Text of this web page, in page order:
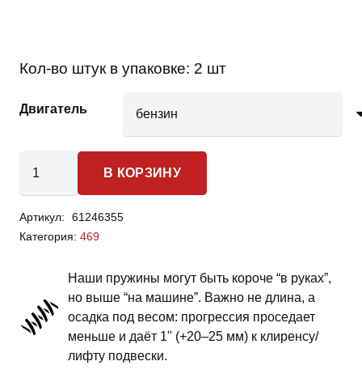
Кол-во штук в упаковке: 2 шт
Двигатель
товара
469
-
передней
подвески
-
В КОРЗИНУ
Артикул:
61246355
Категория: 469
Наши пружины могут быть короче “в руках”,
но выше “на машине”. Важно не длина, а
осадка под весом: прогрессия проседает
меньше и даёт 1" (+20–25 мм) к клиренсу/
лифту подвески.